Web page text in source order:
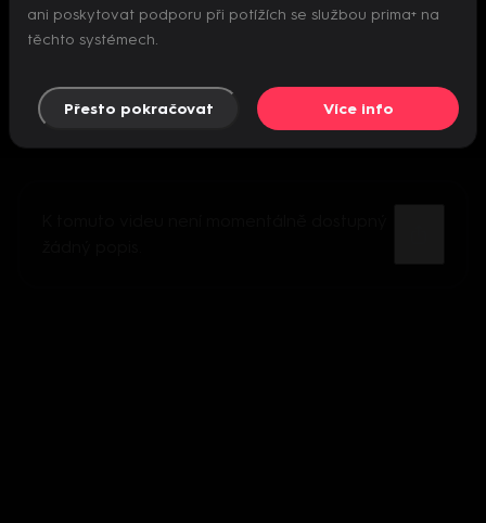
Nepodařilo se inicializovat přehrávač
ani poskytovat podporu při potížích se službou prima+ na
těchto systémech.
Přesto pokračovat Více info